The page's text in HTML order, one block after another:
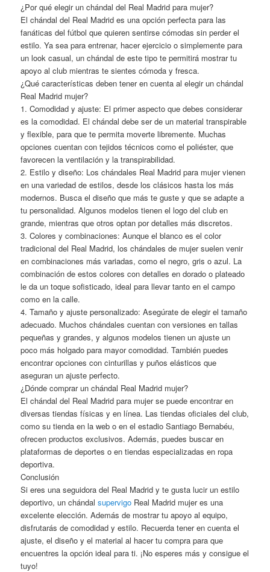
¿Por qué elegir un chándal del Real Madrid para mujer?
El chándal del Real Madrid es una opción perfecta para las
fanáticas del fútbol que quieren sentirse cómodas sin perder el
estilo. Ya sea para entrenar, hacer ejercicio o simplemente para
un look casual, un chándal de este tipo te permitirá mostrar tu
apoyo al club mientras te sientes cómoda y fresca.
¿Qué características deben tener en cuenta al elegir un chándal
Real Madrid mujer?
1. Comodidad y ajuste: El primer aspecto que debes considerar
es la comodidad. El chándal debe ser de un material transpirable
y flexible, para que te permita moverte libremente. Muchas
opciones cuentan con tejidos técnicos como el poliéster, que
favorecen la ventilación y la transpirabilidad.
2. Estilo y diseño: Los chándales Real Madrid para mujer vienen
en una variedad de estilos, desde los clásicos hasta los más
modernos. Busca el diseño que más te guste y que se adapte a
tu personalidad. Algunos modelos tienen el logo del club en
grande, mientras que otros optan por detalles más discretos.
3. Colores y combinaciones: Aunque el blanco es el color
tradicional del Real Madrid, los chándales de mujer suelen venir
en combinaciones más variadas, como el negro, gris o azul. La
combinación de estos colores con detalles en dorado o plateado
le da un toque sofisticado, ideal para llevar tanto en el campo
como en la calle.
4. Tamaño y ajuste personalizado: Asegúrate de elegir el tamaño
adecuado. Muchos chándales cuentan con versiones en tallas
pequeñas y grandes, y algunos modelos tienen un ajuste un
poco más holgado para mayor comodidad. También puedes
encontrar opciones con cinturillas y puños elásticos que
aseguran un ajuste perfecto.
¿Dónde comprar un chándal Real Madrid mujer?
El chándal del Real Madrid para mujer se puede encontrar en
diversas tiendas físicas y en línea. Las tiendas oficiales del club,
como su tienda en la web o en el estadio Santiago Bernabéu,
ofrecen productos exclusivos. Además, puedes buscar en
plataformas de deportes o en tiendas especializadas en ropa
deportiva.
Conclusión
Si eres una seguidora del Real Madrid y te gusta lucir un estilo
deportivo, un chándalsupervigo Real Madrid mujer es una
excelente elección. Además de mostrar tu apoyo al equipo,
disfrutarás de comodidad y estilo. Recuerda tener en cuenta el
ajuste, el diseño y el material al hacer tu compra para que
encuentres la opción ideal para ti. ¡No esperes más y consigue el
tuyo!